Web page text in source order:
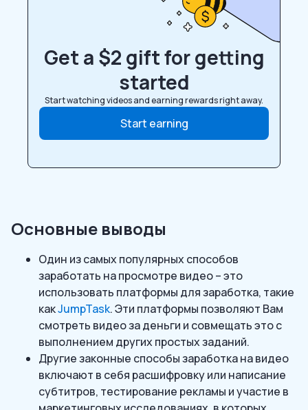
Get a $2 gift for getting
started
Start watching videos and earning rewards right away.
Start earning
Основные выводы
Один из самых популярных способов
заработать на просмотре видео – это
использовать платформы для заработка, такие
какJumpTask. Эти платформы позволяют Вам
смотреть видео за деньги и совмещать это с
выполнением других простых заданий.
Другие законные способы заработка на видео
включают в себя расшифровку или написание
субтитров, тестирование рекламы и участие в